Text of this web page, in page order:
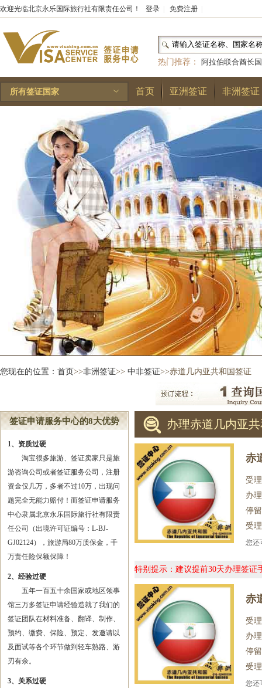
欢迎光临北京永乐国际旅行社有限责任公司！ 登录 免费注册
热门推荐：
阿拉伯联合酋长国
和国|布基纳法索|巴勒斯坦
林王国|安道尔公国|
所有签证国家 首页 亚洲签证 非洲签证
您现在的位置： 首页>>非洲签证>> 中非签证>>赤道几内亚共和国签证
签证申请服务中心的8大优势
1、资质过硬
淘宝很多旅游、签证卖家只是旅
游咨询公司或者签证服务公司，注册
资金仅几万，多者不过10万，出现问
题完全无能力赔付！而签证申请服务
中心隶属北京永乐国际旅行社有限责
任公司（出境许可证编号：L-BJ-
GJ02124），旅游局80万质保金，千
万责任险保额保障！
2、经验过硬
五年一百五十余国家或地区领事
馆三万多签证申请经验造就了我们的
签证团队在材料准备、翻译、制作、
预约、缴费、保险、预定、发邀请以
及面试等各个环节做到轻车熟路、游
刃有余。
3、关系过硬
办理赤道几内亚
赤
受
办
停
受
您
特别提示：建议提前30天办理签
赤
受
办
停
受
您